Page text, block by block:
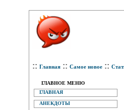
:: Главная :: Самое новое ::
ГЛАВНОЕ МЕНЮ
ГЛАВНАЯ
АНЕКДОТЫ